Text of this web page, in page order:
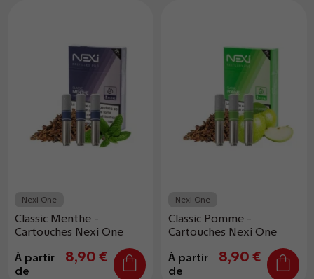
Nexi One
Classic Menthe -
Cartouches Nexi One
À partir
de
8,90 €
Nexi One
Classic Pomme -
Cartouches Nexi One
À partir
de
8,90 €